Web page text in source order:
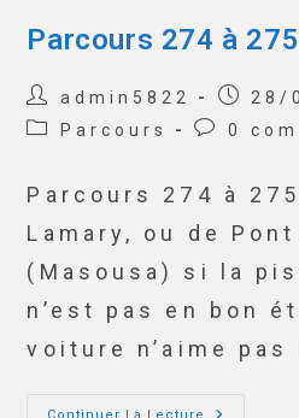
Parcours 274 à 275
admin5822
28/
Parcours
0
Parcours 274 à
Lamary, ou de
(Masousa) si la
n’est pas en bon
voiture n’aime pas